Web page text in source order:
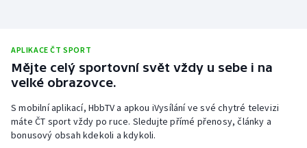
Plážový volejbal
Ragby
Rychlobruslení
APLIKACE ČT SPORT
Mějte celý sportovní svět vždy u sebe i na
velké obrazovce.
S mobilní aplikací, HbbTV a apkou iVysílání ve své chytré televizi
máte ČT sport vždy po ruce. Sledujte přímé přenosy, články a
bonusový obsah kdekoli a kdykoli.